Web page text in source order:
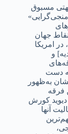
جهتی مسبوق
جهان
امریکا
و
دست
به‌ظهور
فرقه
دیوید کورش
آ‌نها